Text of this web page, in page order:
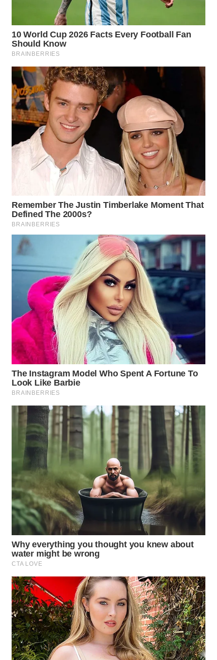
TOBA
WN
WN
LANGKAT
WN
TAPANULI
SELATAN
WN
WN
KARO
SIMALUNGUN
WN
LABUHANBATU
WN
TAPANULI
TENGAH
WN DELI
SERDANG
WN
TEBING
TINGGI
PAKPAK
WN
KARAWANG
WN
BEKASI
WN
WN
DEPOK
WN
TAPANULI
UTARA